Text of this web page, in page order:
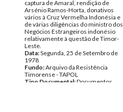
captura de Amaral, rendição de
Arsénio Ramos-Horta, donativos
vários à Cruz Vermelha Indonésia e
de várias diligências do ministro dos
Negócios Estrangeiros indonésio
relativamente à questão de Timor-
Leste.
Data:Segunda, 25 de Setembro de
1978
Fundo:Arquivo da Resistência
Timorense - TAPOL
Tipo Documental:Documentos